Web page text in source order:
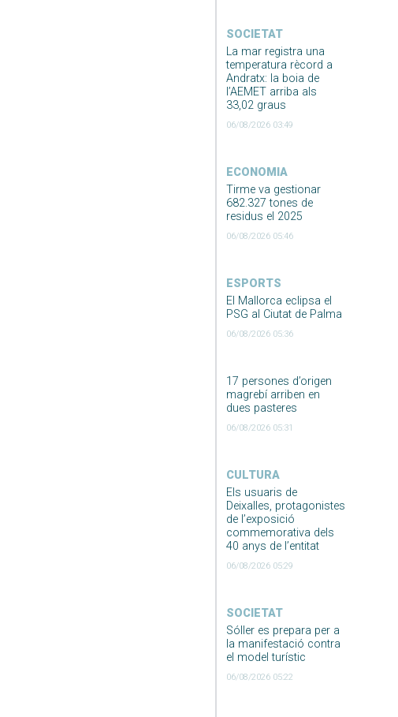
SOCIETAT
La mar registra una
temperatura rècord a
Andratx: la boia de
l’AEMET arriba als
33,02 graus
06/08/2026 03:49
ECONOMIA
Tirme va gestionar
682.327 tones de
residus el 2025
06/08/2026 05:46
ESPORTS
El Mallorca eclipsa el
PSG al Ciutat de Palma
06/08/2026 05:36
17 persones d’origen
magrebí arriben en
dues pasteres
06/08/2026 05:31
CULTURA
Els usuaris de
Deixalles, protagonistes
de l’exposició
commemorativa dels
40 anys de l’entitat
06/08/2026 05:29
SOCIETAT
Sóller es prepara per a
la manifestació contra
el model turístic
06/08/2026 05:22